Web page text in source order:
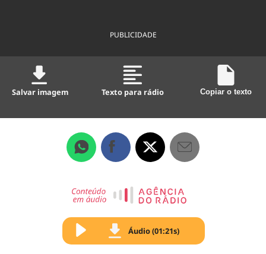
PUBLICIDADE
Salvar imagem Texto para rádio Copiar o texto
Áudio (01:21s)